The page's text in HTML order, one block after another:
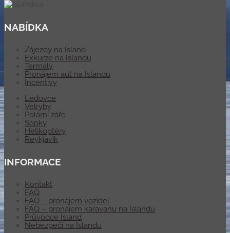
NABÍDKA
Zájezdy na Island
Exkurze na Islandu
Termály
Pronájem aut na Islandu
Incentivy
Ledovce
Velryby
Polární záře
Sopky
Helikoptéry
Reykjavík
INFORMACE
Kontakt
FAQ
FAQ – pronájem vozidel
FAQ – pronájem karavanu na Islandu
Průvodce Island
Nebezpečí na Islandu